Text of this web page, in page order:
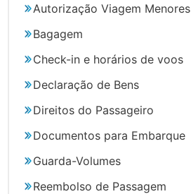
Autorização Viagem Menores
Bagagem
Check-in e horários de voos
Declaração de Bens
Direitos do Passageiro
Documentos para Embarque
Guarda-Volumes
Reembolso de Passagem